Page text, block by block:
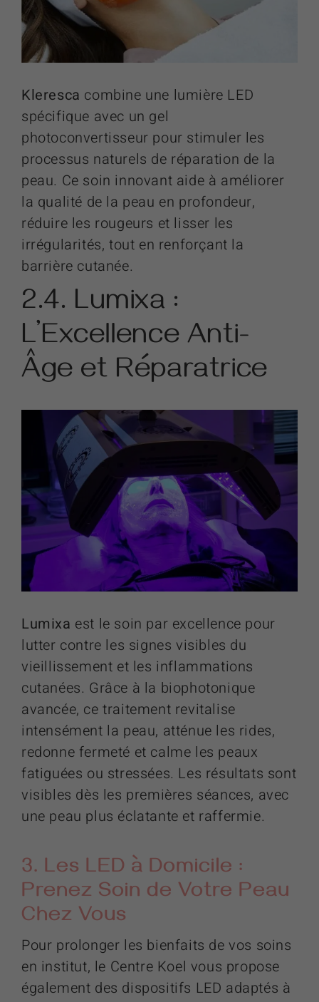
Kleresca combine une lumière LED
spécifique avec un gel
photoconvertisseur pour stimuler les
processus naturels de réparation de la
peau. Ce soin innovant aide à améliorer
la qualité de la peau en profondeur,
réduire les rougeurs et lisser les
irrégularités, tout en renforçant la
barrière cutanée.
2.4. Lumixa :
L’Excellence Anti-
Âge et Réparatrice
Lumixa est le soin par excellence pour
lutter contre les signes visibles du
vieillissement et les inflammations
cutanées. Grâce à la biophotonique
avancée, ce traitement revitalise
intensément la peau, atténue les rides,
redonne fermeté et calme les peaux
fatiguées ou stressées. Les résultats sont
visibles dès les premières séances, avec
une peau plus éclatante et raffermie.
3. Les LED à Domicile :
Prenez Soin de Votre Peau
Chez Vous
Pour prolonger les bienfaits de vos soins
en institut, le Centre Koel vous propose
également des dispositifs LED adaptés à